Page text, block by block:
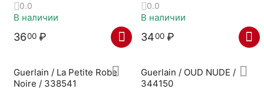
0.0
В наличии
3600 ₽
0.0
В наличии
3400 ₽
Guerlain / La Petite Robe
Noire / 338541
Guerlain / OUD NUDE /
344150